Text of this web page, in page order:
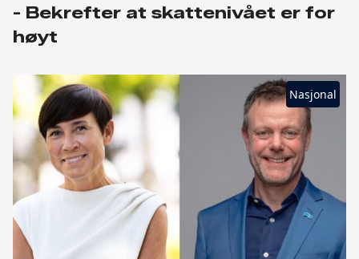
- Bekrefter at skattenivået er for
høyt
Nasjonal